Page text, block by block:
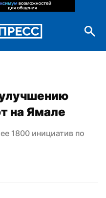
на Ямале
1800 инициатив по